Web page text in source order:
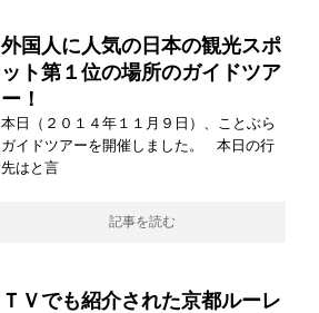
外国人に人気の日本の観光スポ
ット第１位の場所のガイドツア
ー！
本日（２０１４年１１月９日）、ことぶら
ガイドツアーを開催しました。 本日の行
先はと言
記事を読む
ＴＶでも紹介された京都ルーレ